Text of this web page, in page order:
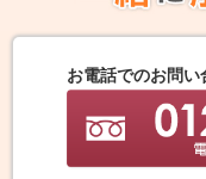
お電話でのお問い